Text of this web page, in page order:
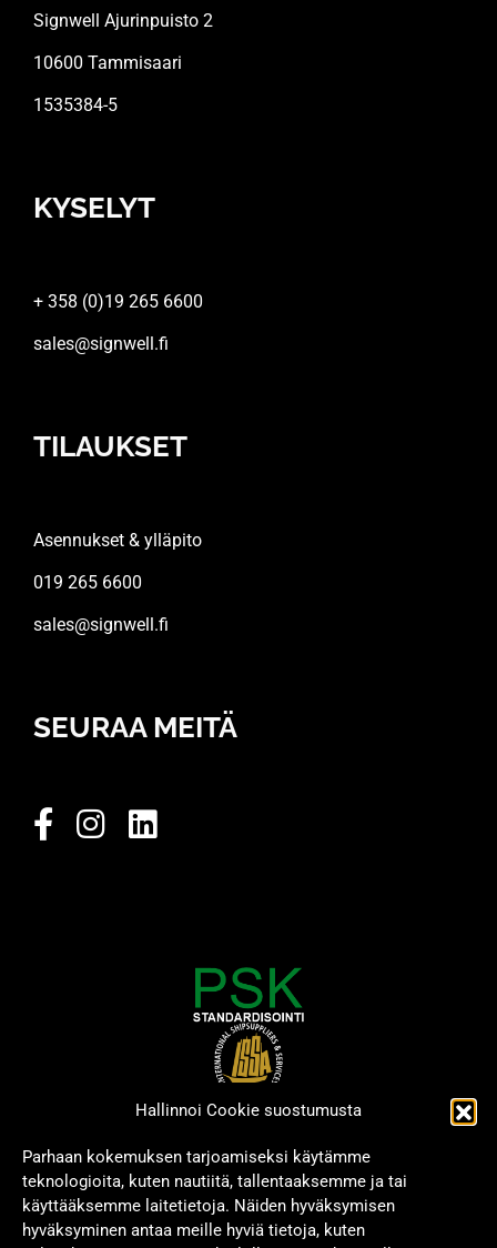
Hallinnoi Cookie suostumusta
Parhaan kokemuksen tarjoamiseksi käytämme
teknologioita, kuten nautiitä, tallentaaksemme ja tai
käyttääksemme laitetietoja. Näiden hyväksymisen
hyväksyminen antaa meille hyviä tietoja, kuten
Signwell Ajurinpuisto 2
10600 Tammisaari
1535384-5
KYSELYT
+ 358 (0)19 265 6600
sales@signwell.fi
TILAUKSET
Asennukset & ylläpito
019 265 6600
sales@signwell.fi
SEURAA MEITÄ